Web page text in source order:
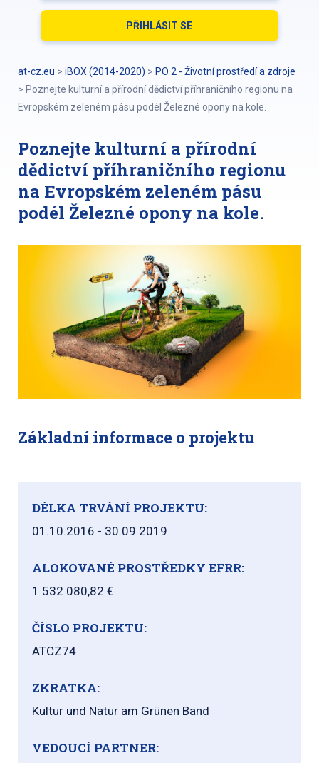
at-cz.eu > iBOX (2014-2020) > PO 2 - Životní prostředí a zdroje
> Poznejte kulturní a přírodní dědictví příhraničního regionu na
Evropském zeleném pásu podél Železné opony na kole.
Poznejte kulturní a přírodní
dědictví příhraničního regionu
na Evropském zeleném pásu
podél Železné opony na kole.
Základní informace o projektu
DÉLKA TRVÁNÍ PROJEKTU:
01.10.2016 - 30.09.2019
ALOKOVANÉ PROSTŘEDKY EFRR:
1 532 080,82 €
ČÍSLO PROJEKTU:
ATCZ74
ZKRATKA:
Kultur und Natur am Grünen Band
VEDOUCÍ PARTNER: